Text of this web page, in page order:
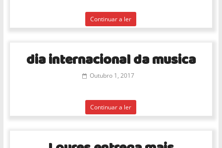
Continuar a ler
dia internacional da musica
Outubro 1, 2017
Continuar a ler